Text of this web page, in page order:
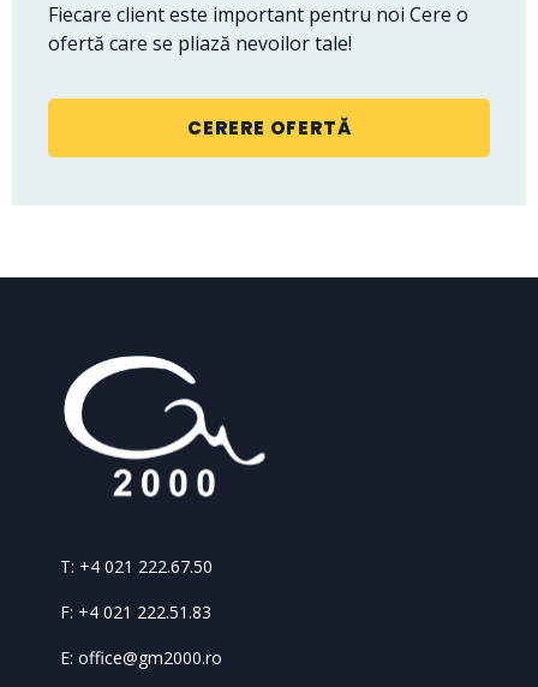
Fiecare client este important pentru noi Cere o
ofertă care se pliază nevoilor tale!
CERERE OFERTĂ
T: +4 021 222.67.50
F: +4 021 222.51.83
E: office@gm2000.ro